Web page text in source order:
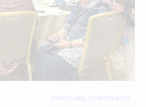
EVENTS AND CONFERENCES